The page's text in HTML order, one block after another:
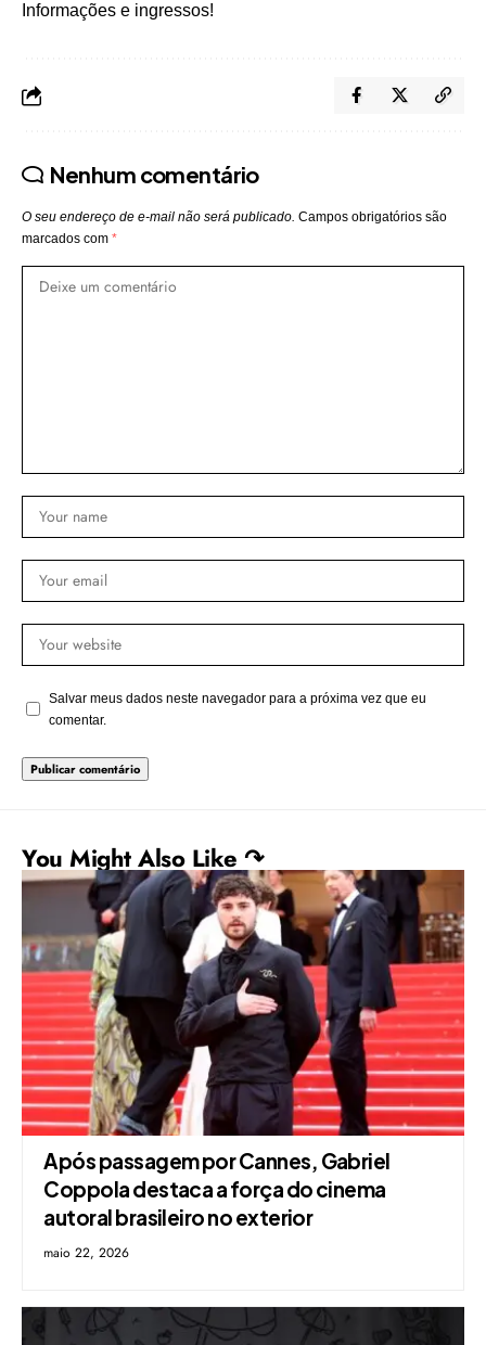
Informações e ingressos!
Nenhum comentário
O seu endereço de e-mail não será publicado. Campos obrigatórios são
marcados com *
Salvar meus dados neste navegador para a próxima vez que eu
comentar.
You Might Also Like ↷
Após passagem por Cannes, Gabriel
Coppola destaca a força do cinema
autoral brasileiro no exterior
maio 22, 2026